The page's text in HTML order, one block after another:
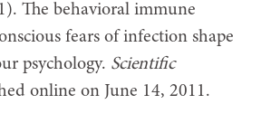
The behavioral immune
fears of infection shape
psychology. Scientific
online on June 14, 2011.